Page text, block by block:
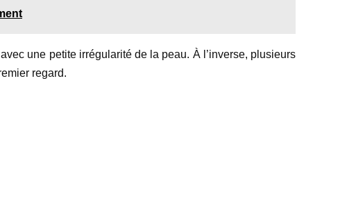
une petite irrégularité de la peau. À l’inverse, plusieurs
regard.